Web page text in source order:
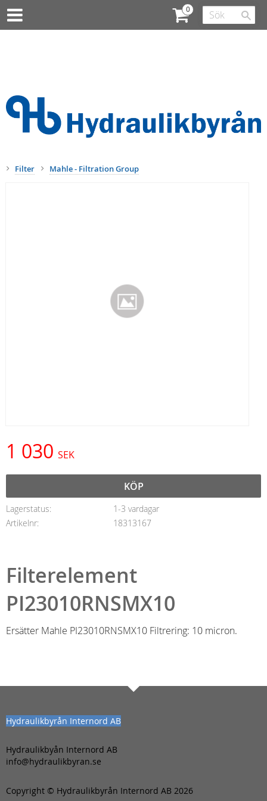
Filter Mahle - Filtration Group
1 030 SEK
KÖP
Lagerstatus
1-3 vardagar
Artikelnr
18313167
Filterelement
PI23010RNSMX10
Ersätter Mahle PI23010RNSMX10 Filtrering: 10 micron.
Hydraulikbyrån Internord AB
Hydraulikbyån Internord AB
info@hydraulikbyran.se
Copyright © Hydraulikbyrån Internord AB 2026